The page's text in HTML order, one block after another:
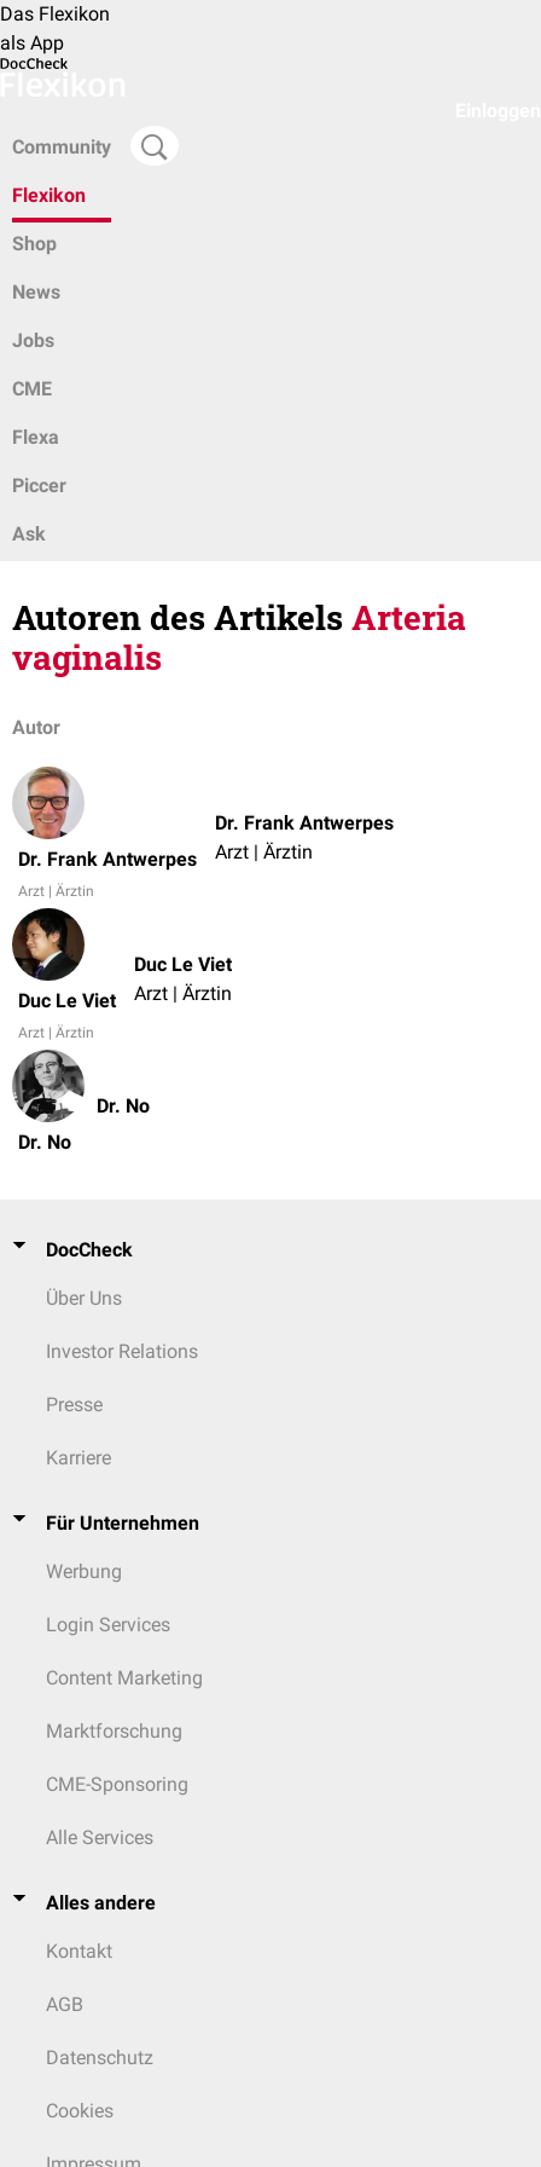
Das Flexikon
als App
Community
Flexikon
Shop
News
Jobs
CME
Flexa
Piccer
Ask
Autoren des ArtikelsArteria
vaginalis
Autor
Dr. Frank Antwerpes
Arzt | Ärztin
Dr. Frank Antwerpes
Arzt | Ärztin
Duc Le Viet
Arzt | Ärztin
Duc Le Viet
Arzt | Ärztin
Dr. No
Dr. No
DocCheck
Über Uns
Investor Relations
Presse
Karriere
Für Unternehmen
Werbung
Login Services
Content Marketing
Marktforschung
CME-Sponsoring
Alle Services
Alles andere
Kontakt
AGB
Datenschutz
Cookies